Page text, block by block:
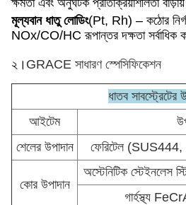
ক্ষমতা এবং অনুঘটক প্রতিক্রিয়াশীলতা বাড়ায়।
মূল্যবান ধাতু লোডিং(Pt, Rh) – কঠোর
NOx/CO/HC রূপান্তর দক্ষতা
২। GRACE সাধারণ স্পেসিফিকেশন
ধাতব সাবস্ট্রেটের
আইটেম
শেলের উপাদান
ফেরিটেল
কোর উপাদান
অস্টেনিটিক
গার্হস্থ্য